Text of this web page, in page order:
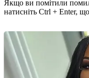
Якщо ви помітили
натисніть Ctrl + Enter,